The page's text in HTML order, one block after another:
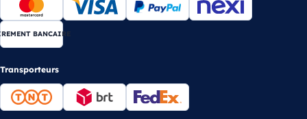
BANCAIRE
Transporteurs